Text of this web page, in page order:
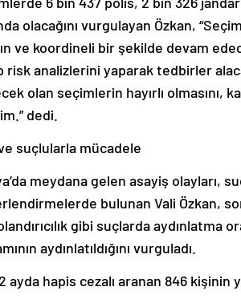
olacağını vurgulayan Özkan,
ve koordineli bir şekilde devam
risk analizlerini yaparak tedbirler
olan seçimlerin hayırlı olmasını,
dedi.
suçlularla mücadele
meydana gelen asayiş olayları,
bulunan Vali Özkan,
gibi suçlarda aydınlatma
aydınlatıldığını vurguladı.
ayda hapis cezalı aranan 846 kişinin